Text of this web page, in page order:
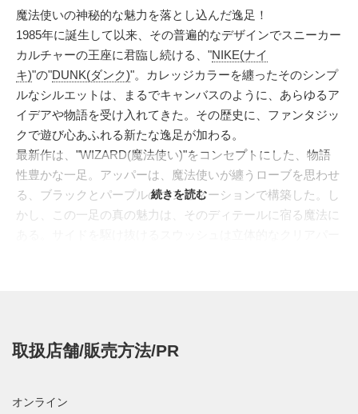
魔法使いの神秘的な魅力を落とし込んだ逸足！
1985年に誕生して以来、その普遍的なデザインでスニーカー
カルチャーの王座に君臨し続ける、"NIKE(ナイ
キ)"の"DUNK(ダンク)"。カレッジカラーを纏ったそのシンプ
ルなシルエットは、まるでキャンバスのように、あらゆるア
イデアや物語を受け入れてきた。その歴史に、ファンタジッ
クで遊び心あふれる新たな逸足が加わる。
最新作は、"WIZARD(魔法使い)"をコンセプトにした、物語
性豊かな一足。アッパーは、魔法使いが纏うローブを思わせ
る、ブラックとパープルのコンビネーションで構築した。し
かし、この一足の真の魅力は、そのディテールに宿る魔法に
いそのもののグラフィックが隠されるなど、細部に至るまで
続きを読む
取扱店舗/販売方法/PR
オンライン